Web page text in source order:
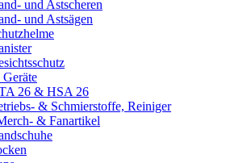
und Astscheren
und Astsägen
Geräte
26 & HSA 26
& Schmierstoffe, Reiniger
& Fanartikel